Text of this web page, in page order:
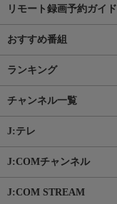
リモート録画予約ガイド
おすすめ番組
ランキング
チャンネル一覧
J:テレ
J:COMチャンネル
J:COM STREAM